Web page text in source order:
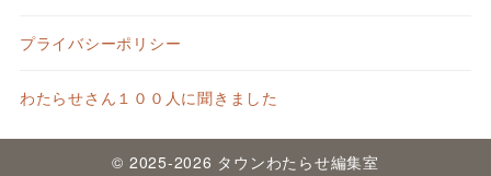
プライバシーポリシー
わたらせさん１００人に聞きました
© 2025-2026 タウンわたらせ編集室